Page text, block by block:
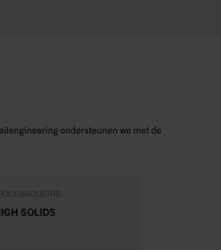
ondersteunen we met de
SOLIDS